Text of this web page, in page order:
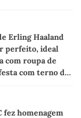
Erling Haaland
perfeito, ideal
com roupa de
com terno de
fez homenagem